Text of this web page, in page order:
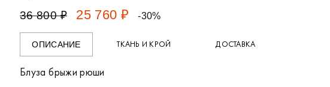
36 800 ₽ 25 760 ₽ -30%
ОПИСАНИЕ ТКАНЬ И КРОЙ ДОСТАВКА
Блуза брыжи рюши